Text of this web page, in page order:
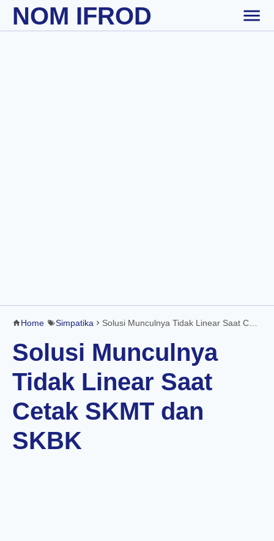
Skip to main content
NOM IFROD
Home Simpatika Solusi Munculnya Tidak Linear Saat Cetak SKMT dan SKBK
Solusi Munculnya
Tidak Linear Saat
Cetak SKMT dan
SKBK